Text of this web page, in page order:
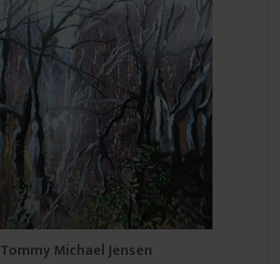
Tommy Michael Jensen